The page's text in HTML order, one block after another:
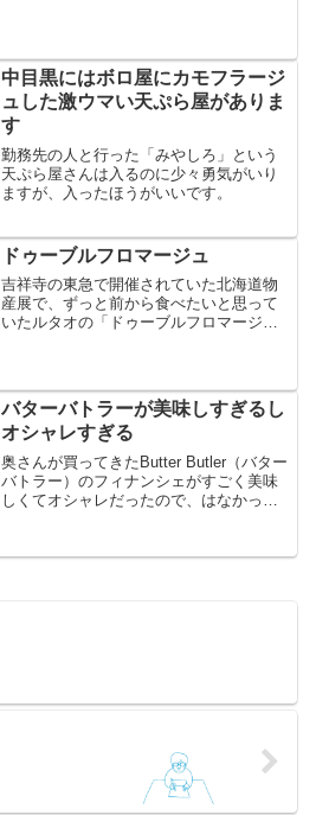
ーグを２枚重ね、その上に...
中目黒にはボロ屋にカモフラージ
ュした激ウマい天ぷら屋がありま
す
勤務先の人と行った「みやしろ」という
天ぷら屋さんは入るのに少々勇気がいり
ますが、入ったほうがいいです。
ドゥーブルフロマージュ
吉祥寺の東急で開催されていた北海道物
産展で、ずっと前から食べたいと思って
いたルタオの「ドゥーブルフロマージ
ル）だそうです。外側の粉チ...
バターバトラーが美味しすぎるし
オシャレすぎる
奥さんが買ってきたButter Butler（バター
バトラー）のフィナンシェがすごく美味
しくてオシャレだったので、はなかっぱ